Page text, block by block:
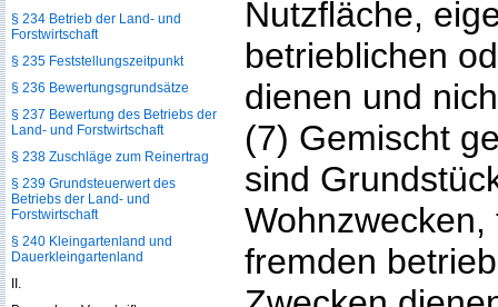
Nutzfläche,
betrieblichen
dienen und
(7) Gemischt
sind
fremden
§ 234 Betrieb der Land- und
Forstwirtschaft
§ 235 Feststellungszeitpunkt
§ 236 Bewertungsgrundsätze
§ 237 Bewertung des Betriebs der
Land- und Forstwirtschaft
§ 238 Zuschläge zum Reinertrag
§ 239 Grundsteuerwert des
Betriebs der Land- und
Forstwirtschaft
§ 240 Kleingartenland und
Dauerkleingartenland
II.